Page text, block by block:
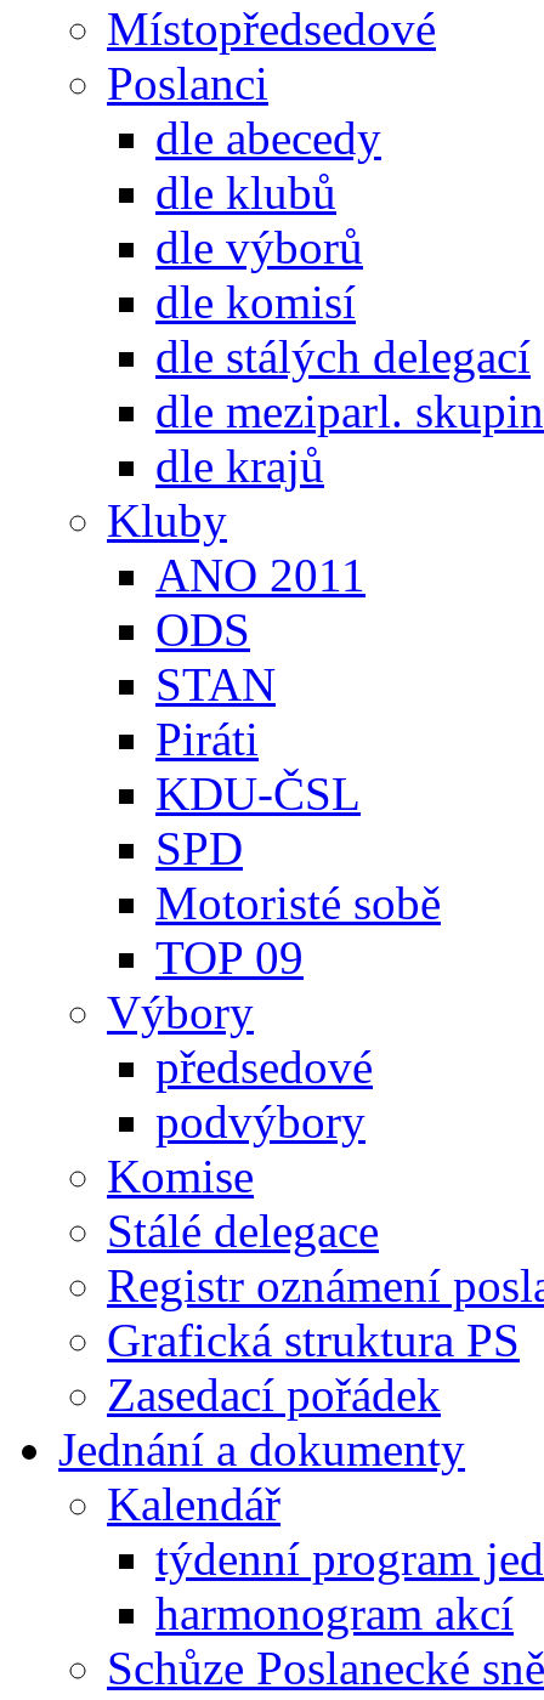
Místopředsedové
Poslanci
dle abecedy
dle klubů
dle výborů
dle komisí
dle stálých delegací
dle meziparl. skupin
dle krajů
Kluby
ANO 2011
ODS
STAN
Piráti
KDU-ČSL
SPD
Motoristé sobě
TOP 09
Výbory
předsedové
podvýbory
Komise
Stálé delegace
Registr oznámení
Grafická struktura PS
Zasedací pořádek
Jednání a dokumenty
Kalendář
týdenní program
harmonogram akcí
Schůze Poslanecké